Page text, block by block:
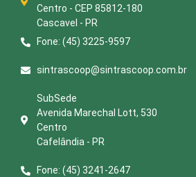
Centro - CEP 85812-180
Cascavel - PR
Fone: (45) 3225-9597
sintrascoop@sintrascoop.com.br
SubSede
Avenida Marechal Lott, 530
Centro
Cafelândia - PR
Fone: (45) 3241-2647